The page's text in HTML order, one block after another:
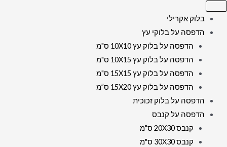
בלוק אקרילי
הדפסה על בלוקי עץ
הדפסה על בלוק עץ 10X10 ס"מ
הדפסה על בלוק עץ 10X15 ס"מ
הדפסה על בלוק עץ 15X15 ס"מ
הדפסה על בלוק עץ 15X20 ס”מ
הדפסה על בלוק זכוכית
הדפסה על קנבס
קנבס 20X30 ס"מ
קנבס 30X30 ס"מ
זכוכית
אקרילי)